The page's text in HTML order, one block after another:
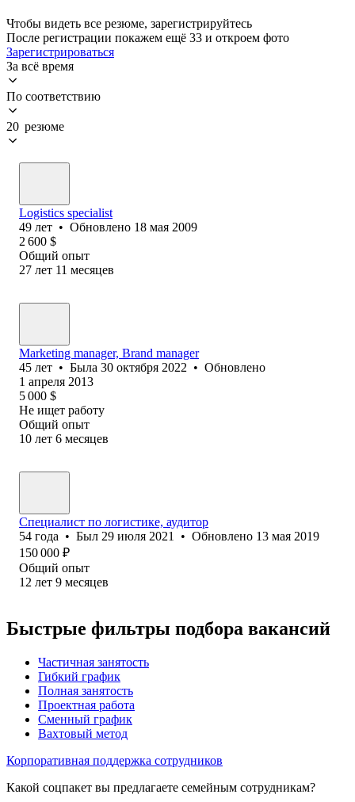
Чтобы видеть все резюме, зарегистрируйтесь
После регистрации покажем ещё 33 и откроем фото
Зарегистрироваться
За всё время
По соответствию
20 резюме
Logistics specialist
49 лет • Обновлено 18 мая 2009
2 600 $
Общий опыт
27 лет 11 месяцев
Marketing manager, Brand manager
45 лет • Была 30 октября 2022 • Обновлено
1 апреля 2013
5 000 $
Не ищет работу
Общий опыт
10 лет 6 месяцев
Специалист по логистике, аудитор
54 года • Был 29 июля 2021 • Обновлено 13 мая 2019
150 000 ₽
Общий опыт
12 лет 9 месяцев
Быстрые фильтры подбора вакансий
Частичная занятость
Гибкий график
Полная занятость
Проектная работа
Сменный график
Вахтовый метод
Корпоративная поддержка сотрудников
Какой соцпакет вы предлагаете семейным сотрудникам?